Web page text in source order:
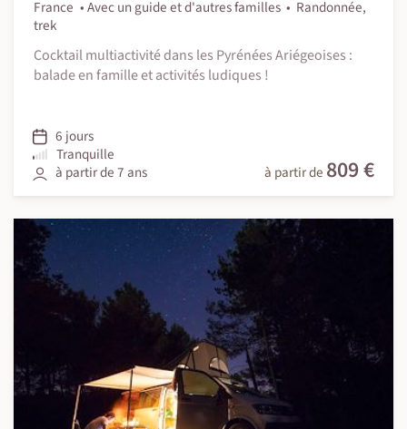
France Avec un guide et d'autres familles
Randonnée,
trek
Cocktail multiactivité dans les Pyrénées Ariégeoises :
balade en famille et activités ludiques !
6 jours
Tranquille
à partir de 7 ans
à partir de 809 €